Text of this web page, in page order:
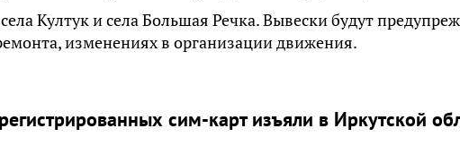
Култук и села Большая Речка. Вывески будут
изменениях в организации движения.
сим-карт изъяли в Иркутской